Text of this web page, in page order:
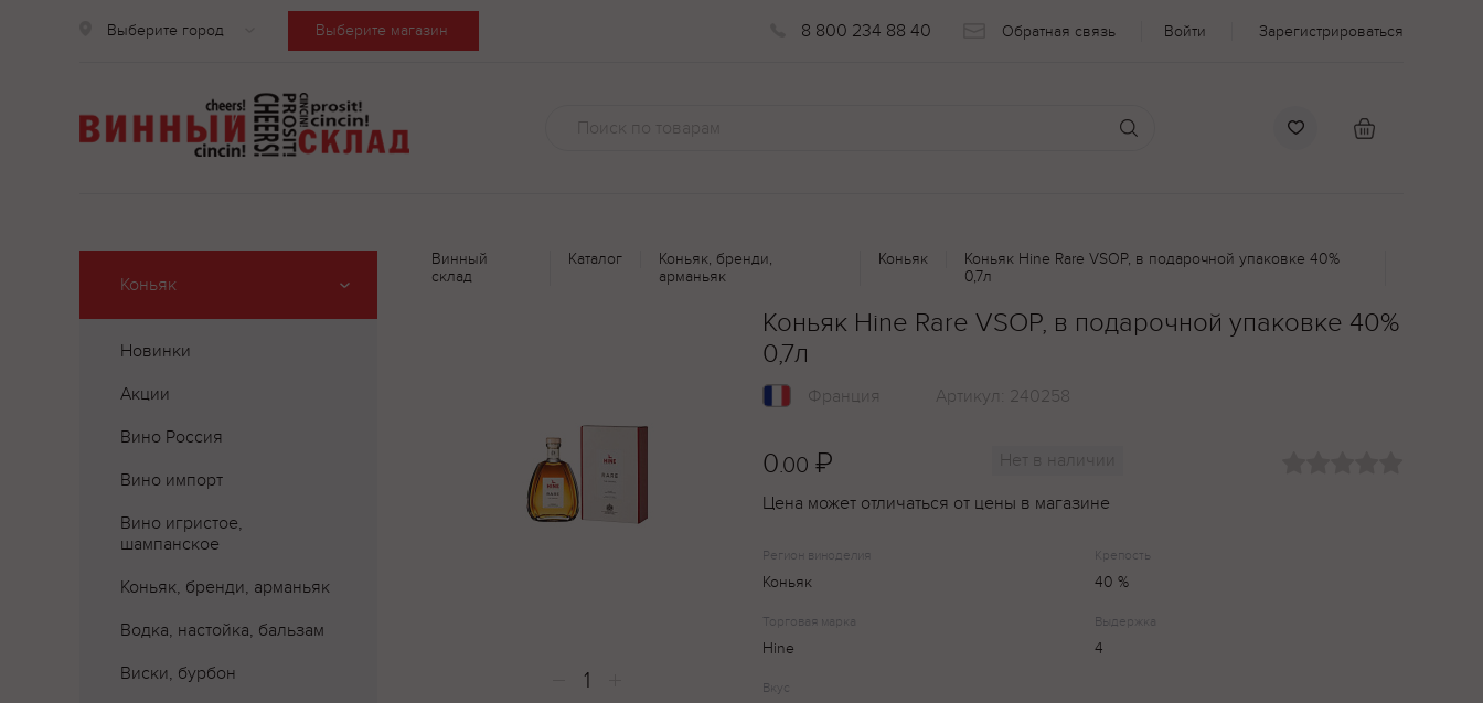
Выберите город Выберите магазин 8 800 234 88 40 Обратная связь Войти Зарегистрироваться
Коньяк
Новинки
Акции
Вино Россия
Вино импорт
Вино игристое,
шампанское
Коньяк, бренди, арманьяк
Водка, настойка, бальзам
Виски, бурбон
Винный
склад
Каталог
Коньяк, бренди,
арманьяк
Коньяк
Коньяк Hine Rare VSOP, в подарочной упаковке 40%
0,7л
Коньяк Hine Rare VSOP, в подарочной упаковке 40%
0,7л
Франция Артикул: 240258
0.00 ₽
Нет в наличии
Цена может отличаться от цены в магазине
Регион виноделия
Коньяк
Крепость
40 %
Торговая марка
Hine
Выдержка
4
Вкус